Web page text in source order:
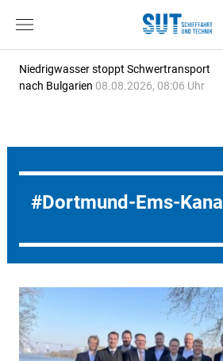
Niedrigwasser stoppt Schwertransport
nach Bulgarien 08.08.2026, 08:06 Uhr
Dortmund-Ems-Kanal